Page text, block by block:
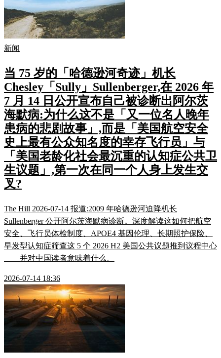
新闻
当 75 岁的「哈德逊河奇迹」机长
Chesley「Sully」Sullenberger,在 2026 年
7 月 14 日公开宣布自己被诊断出阿尔茨
海默病:为什么这不是「又一位名人晚年
患病的悲剧故事」,而是「美国航空安全
史上最有公众知名度的幸存飞行员」与
「美国老龄化社会最沉重的认知症公共卫
生议题」,第一次在同一个人身上发生交
叉?
The Hill 2026-07-14 报道:2009 年哈德逊河迫降机长
Sullenberger 公开阿尔茨海默病诊断。深度解读这如何把航空
安全、飞行员体检制度、APOE4 基因伦理、长期照护保险、
早发型认知症筛查这 5 个 2026 H2 美国公共议题推到议程中心
——并对中国读者意味着什么。
2026-07-14 18:36